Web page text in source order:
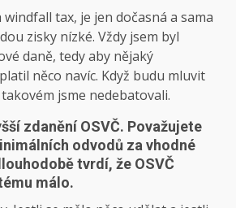
windfall tax, je jen dočasná a sama
zisky nízké. Vždy jsem byl
daně, tedy aby nějaký
něco navíc. Když budu mluvit
jsme nedebatovali.
zdanění OSVČ. Považujete
odvodů za vhodné
tvrdí, že OSVČ
málo.